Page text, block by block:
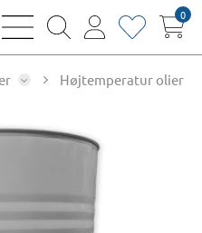
bars
magnifying
user
heart0
Højtemperatur olier